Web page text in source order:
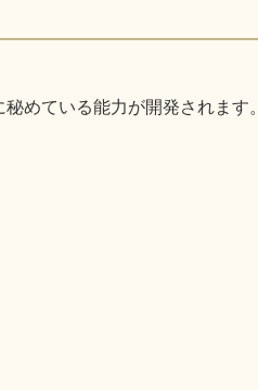
めている能力が開発されます。